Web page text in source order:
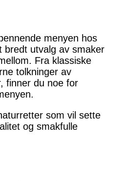
menyen hos
bredt utvalg av smaker
Fra klassiske
tolkninger av
finner du noe for
som vil sette
og smakfulle